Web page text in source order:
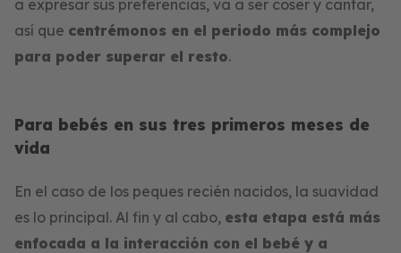
a expresar sus preferencias, va a ser coser y cantar,
así que centrémonos en el periodo más complejo
para poder superar el resto.
Para bebés en sus tres primeros meses de
vida
En el caso de los peques recién nacidos, la suavidad
es lo principal. Al fin y al cabo, esta etapa está más
enfocada a la interacción con el bebé y a